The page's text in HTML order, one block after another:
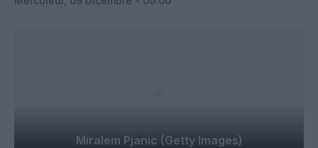
Miralem Pjanic (Getty Images)